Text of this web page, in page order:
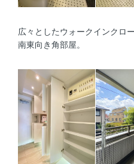
広々としたウォークインクロ
南東向き角部屋。